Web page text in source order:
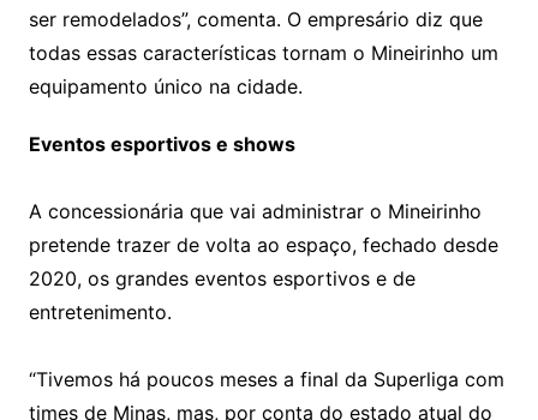
ser remodelados”, comenta. O empresário diz que
todas essas características tornam o Mineirinho um
equipamento único na cidade.
Eventos esportivos e shows
A concessionária que vai administrar o Mineirinho
pretende trazer de volta ao espaço, fechado desde
2020, os grandes eventos esportivos e de
entretenimento.
“Tivemos há poucos meses a final da Superliga com
times de Minas, mas, por conta do estado atual do